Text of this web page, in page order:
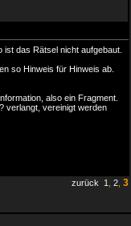
das Rätsel nicht aufgebaut.
so Hinweis für Hinweis ab.
also ein Fragment.
verlangt, vereinigt werden
zurück
1 2 3